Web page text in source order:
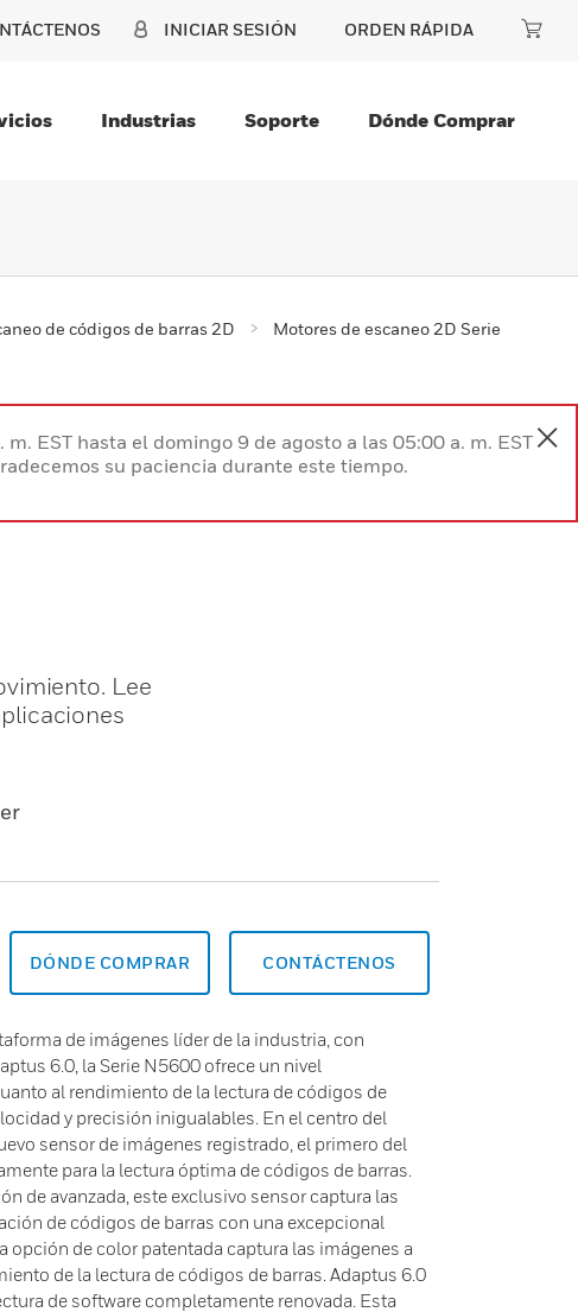
INICIAR SESIÓN ORDEN RÁPIDA
Industrias Soporte Dónde Comprar
de códigos de barras 2D
Motores de escaneo 2D Serie
EST hasta el domingo 9 de agosto a las 05:00 a. m. EST
su paciencia durante este tiempo.
Lee
DÓNDE COMPRAR CONTÁCTENOS
de imágenes líder de la industria, con
6.0, la Serie N5600 ofrece un nivel
al rendimiento de la lectura de códigos de
y precisión inigualables. En el centro del
sensor de imágenes registrado, el primero del
para la lectura óptima de códigos de barras.
de avanzada, este exclusivo sensor captura las
de códigos de barras con una excepcional
opción de color patentada captura las imágenes a
de la lectura de códigos de barras. Adaptus 6.0
de software completamente renovada. Esta